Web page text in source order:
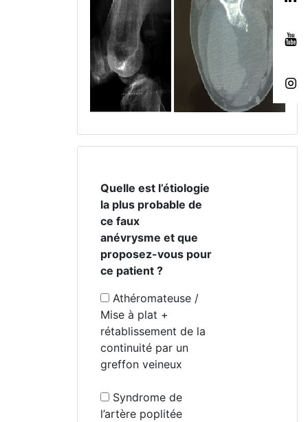
Quelle est l’étiologie
la plus probable de
ce faux
anévrysme et que
proposez-vous pour
ce patient ?
Athéromateuse /
Mise à plat +
rétablissement de la
continuité par un
greffon veineux
Syndrome de
l’artère poplitée